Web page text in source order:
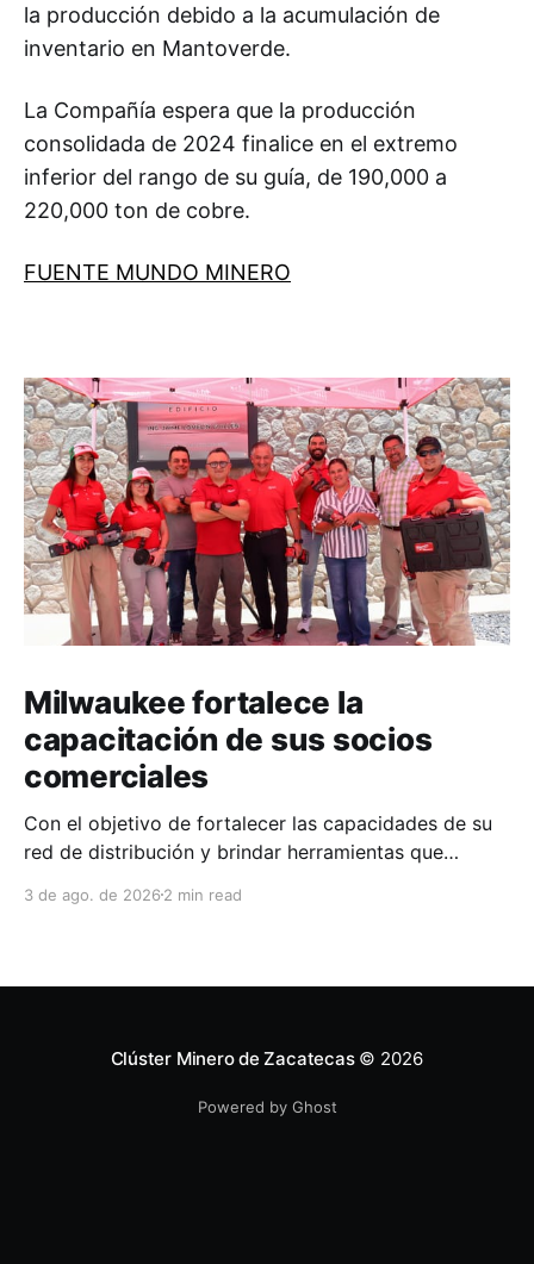
la producción debido a la acumulación de
inventario en Mantoverde.
La Compañía espera que la producción
consolidada de 2024 finalice en el extremo
inferior del rango de su guía, de 190,000 a
220,000 ton de cobre.
FUENTE MUNDO MINERO
Milwaukee fortalece la
capacitación de sus socios
comerciales
Con el objetivo de fortalecer las capacidades de su
red de distribución y brindar herramientas que
técnico, Milwaukee llevó a cabo una capacitación
distribuidor FiZac. La
3 de ago. de 2026 2 min read
Clúster Minero de Zacatecas© 2026
Powered by Ghost